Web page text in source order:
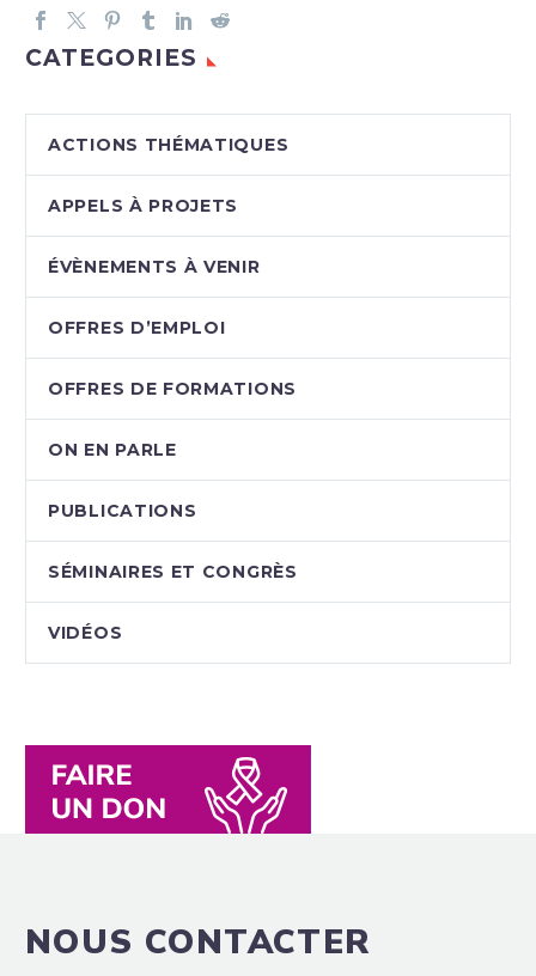
CATEGORIES
ACTIONS THÉMATIQUES
APPELS À PROJETS
ÉVÈNEMENTS À VENIR
OFFRES D’EMPLOI
OFFRES DE FORMATIONS
ON EN PARLE
PUBLICATIONS
SÉMINAIRES ET CONGRÈS
VIDÉOS
NOUS CONTACTER